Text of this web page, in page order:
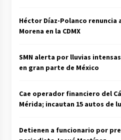
Héctor Díaz-Polanco renuncia
Morena en la CDMX
SMN alerta por lluvias
en gran parte de México
Cae operador financiero del
Mérida; incautan 15 autos de
Detienen a funcionario por